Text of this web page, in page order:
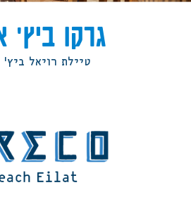
גרקו ביץ'
טיילת רויאל ביץ'